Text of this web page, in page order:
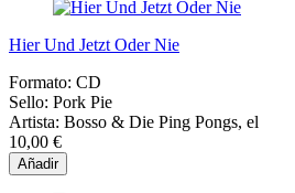
Hier Und Jetzt Oder Nie
Formato: CD
Sello: Pork Pie
Artista: Bosso & Die Ping Pongs, el
10,00 €
Añadir